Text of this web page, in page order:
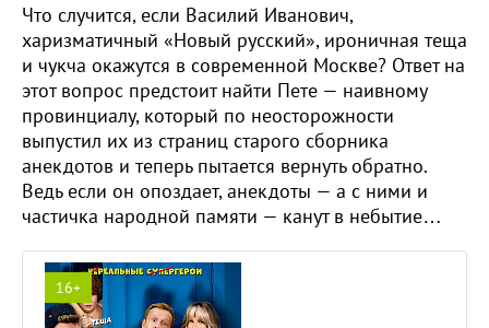
Что случится, если Василий Иванович,
харизматичный «Новый русский», ироничная теща
и чукча окажутся в современной Москве? Ответ на
этот вопрос предстоит найти Пете — наивному
провинциалу, который по неосторожности
выпустил их из страниц старого сборника
анекдотов и теперь пытается вернуть обратно.
Ведь если он опоздает, анекдоты — а с ними и
частичка народной памяти — канут в небытие…
16+